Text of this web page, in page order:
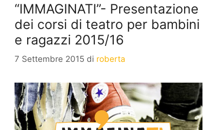
“IMMAGINATI”- Presentazione
dei corsi di teatro per bambini
e ragazzi 2015/16
7 Settembre 2015 di roberta